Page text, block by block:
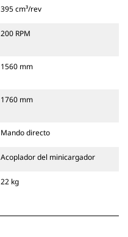
395 cm³/rev
200 RPM
1560 mm
1760 mm
Mando directo
Acoplador del minicargador
22 kg